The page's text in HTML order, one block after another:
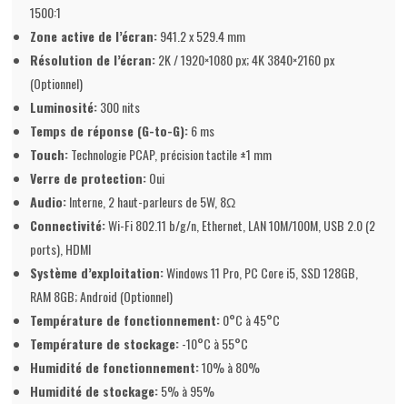
1500:1
Zone active de l’écran:941.2 x 529.4 mm
Résolution de l’écran:2K / 1920×1080 px; 4K 3840×2160 px
(Optionnel)
Luminosité:300 nits
Temps de réponse (G-to-G):6 ms
Touch:Technologie PCAP, précision tactile ±1 mm
Verre de protection:Oui
Audio:Interne, 2 haut-parleurs de 5W, 8Ω
Connectivité:Wi-Fi 802.11 b/g/n, Ethernet, LAN 10M/100M, USB 2.0 (2
ports), HDMI
Système d’exploitation:Windows 11 Pro, PC Core i5, SSD 128GB,
RAM 8GB; Android (Optionnel)
Température de fonctionnement:0°C à 45°C
Température de stockage:-10°C à 55°C
Humidité de fonctionnement:10% à 80%
Humidité de stockage:5% à 95%